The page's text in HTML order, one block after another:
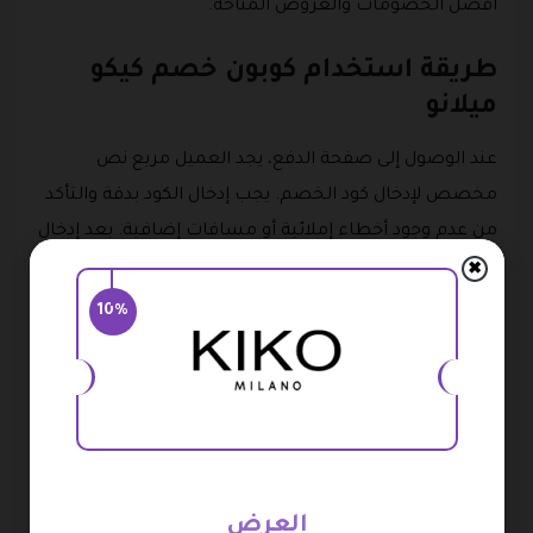
أفضل الخصومات والعروض المتاحة.
طريقة استخدام كوبون خصم كيكو
ميلانو
عند الوصول إلى صفحة الدفع، يجد العميل مربع نص
مخصص لإدخال كود الخصم. يجب إدخال الكود بدقة والتأكد
من عدم وجود أخطاء إملائية أو مسافات إضافية. بعد إدخال
الكود، يجب النقر على زر “تطبيق” لتفعيل الخصم.
إذا تم تطبيق الكود بنجاح، ستظهر قيمة الخصم في ملخص
الطلب، وسيتم تحديث المبلغ الإجمالي للطلب. العميل يجب
التأكد من أن الخصم قد تم تطبيقه بشكل صحيح قبل إتمام
10%
✖
العرض